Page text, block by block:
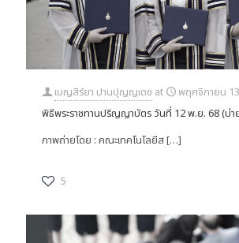
เบญสิร์ยา ปานปุญญเดช at
พฤศจิกายน
พิธีพระราชทานปริญญาบัตร วันที่ 12 พ.ย. 68 (บ่
ภาพถ่ายโดย : คณะเทคโนโลยีส[…]
5